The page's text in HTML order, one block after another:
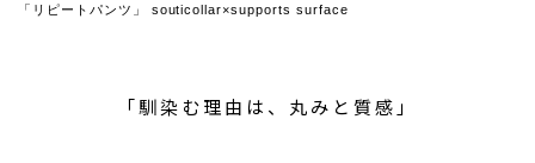
「リピートパンツ」 souticollar×supports surface
「馴染む理由は、丸みと質感」